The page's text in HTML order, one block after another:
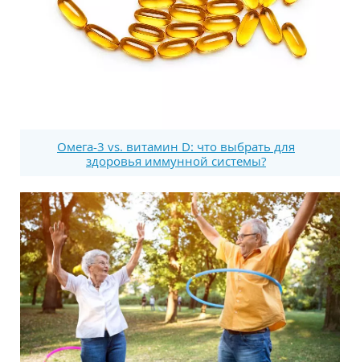
Омега-3 vs. витамин D: что выбрать для
здоровья иммунной системы?